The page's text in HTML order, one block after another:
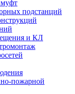
муфт
подстанций
и КЛ
пожарной